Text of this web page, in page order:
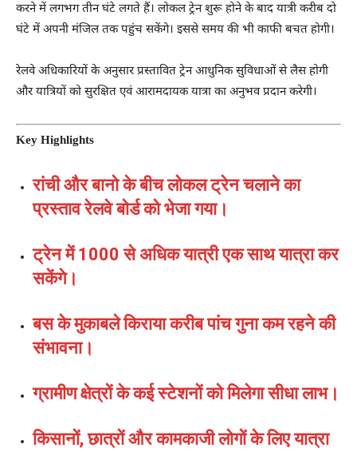
करने में लगभग तीन घंटे लगते हैं। लोकल ट्रेन शुरू होने के बाद यात्री करीब दो
घंटे में अपनी मंजिल तक पहुंच सकेंगे। इससे समय की भी काफी बचत होगी।
रेलवे अधिकारियों के अनुसार प्रस्तावित ट्रेन आधुनिक सुविधाओं से लैस होगी
और यात्रियों को सुरक्षित एवं आरामदायक यात्रा का अनुभव प्रदान करेगी।
Key Highlights
रांची और बानो के बीच लोकल ट्रेन चलाने का
प्रस्ताव रेलवे बोर्ड को भेजा गया।
ट्रेन में 1000 से अधिक यात्री एक साथ यात्रा कर
सकेंगे।
बस के मुकाबले किराया करीब पांच गुना कम रहने की
संभावना।
ग्रामीण क्षेत्रों के कई स्टेशनों को मिलेगा सीधा लाभ।
किसानों, छात्रों और कामकाजी लोगों के लिए यात्रा